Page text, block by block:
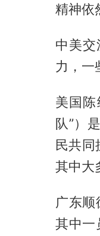
精神依
中美交
力，一
美国陈
队”）
民共同
其中大
广东
其中一